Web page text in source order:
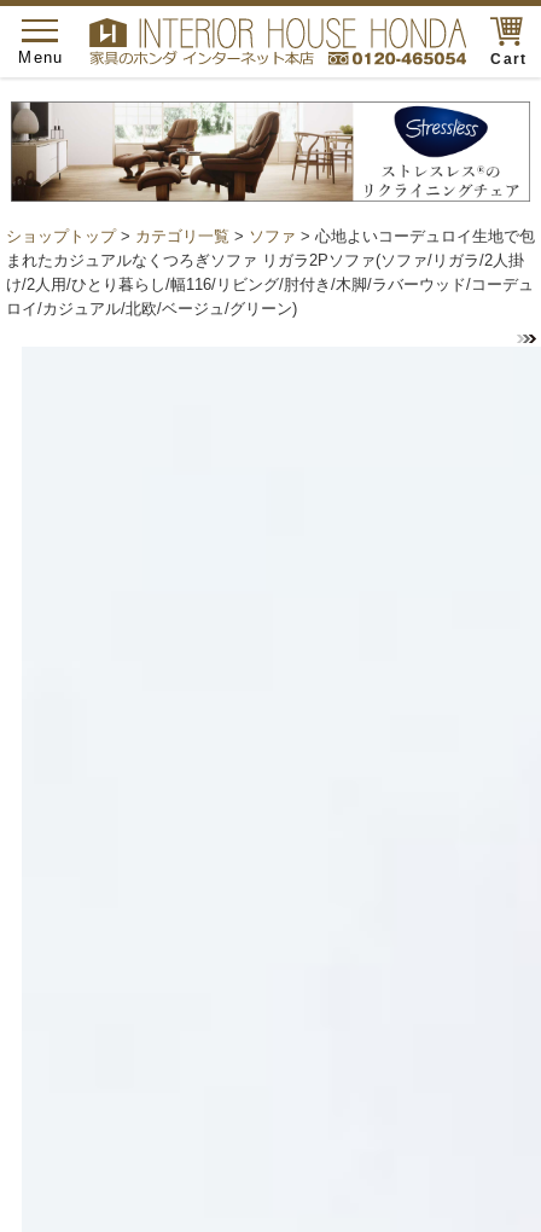
Cart
toggle
navigation
Menu
ショップトップ> カテゴリ一覧 > ソファ > 心地よいコーデュロイ生地で包
まれたカジュアルなくつろぎソファ リガラ2Pソファ(ソファ/リガラ/2人掛
け/2人用/ひとり暮らし/幅116/リビング/肘付き/木脚/ラバーウッド/コーデュ
ロイ/カジュアル/北欧/ベージュ/グリーン)